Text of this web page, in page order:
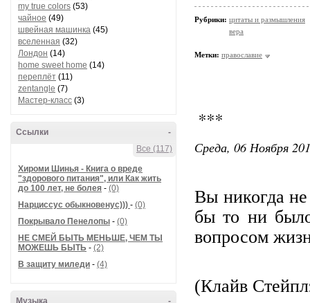
my true colors (53)
чайное (49)
швейная машинка (45)
вселенная (32)
Лондон (14)
home sweet home (14)
переплёт (11)
zentangle (7)
Мастер-класс (3)
-
Ссылки
Все (117)
Хироми Шинья - Книга о вреде
"здорового питания", или Как жить
до 100 лет, не болея - (0)
Нарциссус обыкновенус))) - (0)
Покрывало Пенелопы - (0)
НЕ СМЕЙ БЫТЬ МЕНЬШЕ, ЧЕМ ТЫ
МОЖЕШЬ БЫТЬ - (2)
В защиту миледи - (4)
-
Музыка
Рубрики: цитаты и размышления
вера
Метки: православие
***
Среда, 06 Ноября
Вы никогда не
бы то ни
вопросом
(Клайв